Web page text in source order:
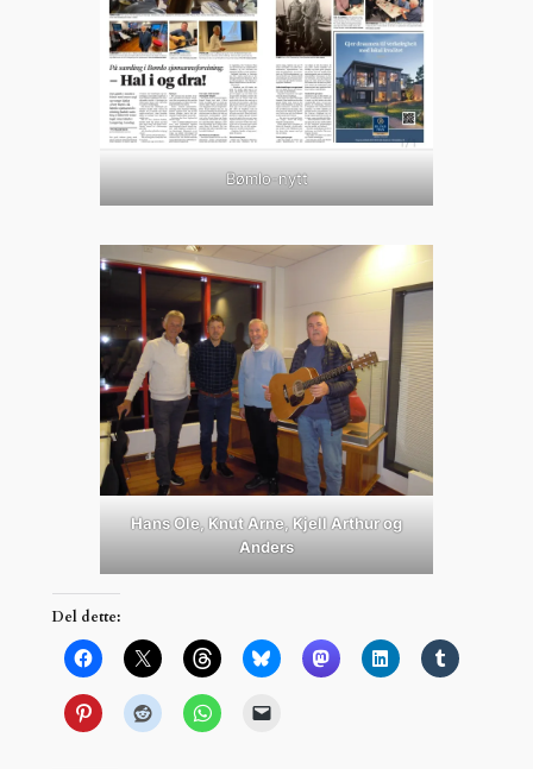
Bømlo-nytt
Hans Ole, Knut Arne, Kjell Arthur og
Anders
Del dette: